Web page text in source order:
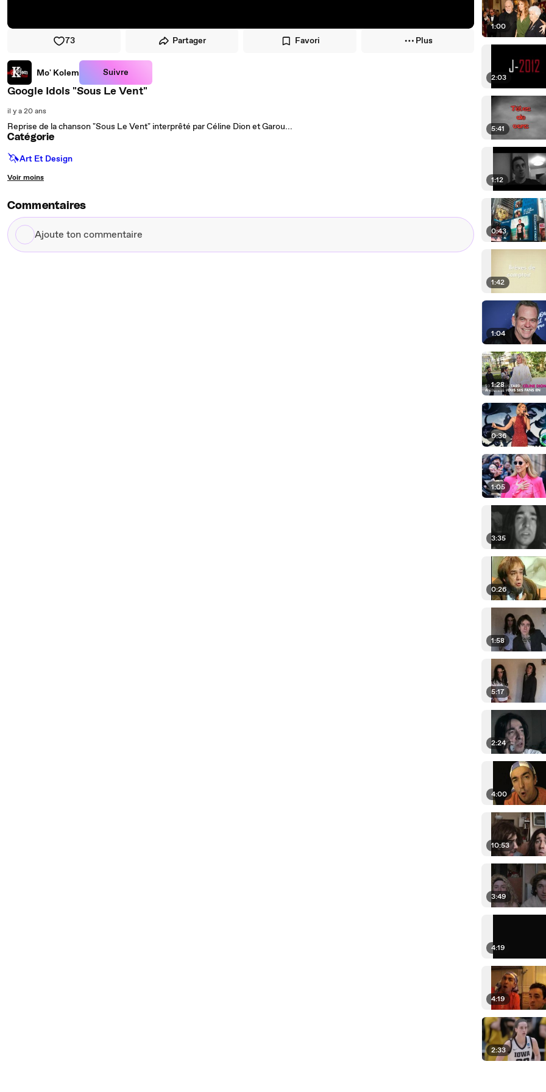
73 Partager Favori Plus
Mo' Kolem Suivre
Google Idols "Sous Le Vent"
il y a 20 ans
Reprise de la chanson "Sous Le Vent" interprêté par Céline Dion et Garou...
Catégorie
🦄Art Et Design
Voir moins
Commentaires
Ajoute
ton
1:00
2:03
5:41
1:12
0:43
1:42
1:04
1:28
0:36
1:05
3:35
0:26
1:58
5:17
2:24
4:00
10:53
3:49
4:19
4:19
2:33